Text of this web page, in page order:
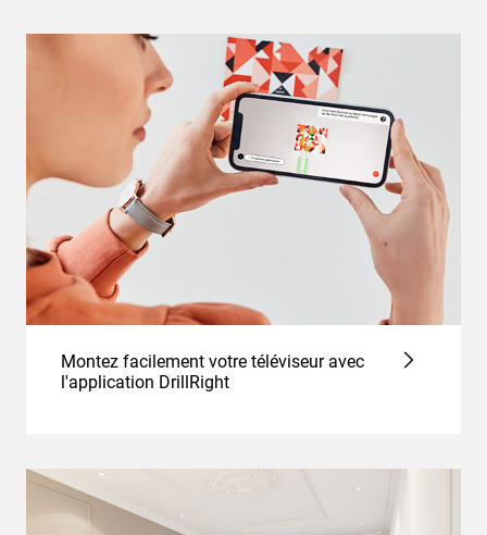
Montez facilement votre téléviseur avec
l'application DrillRight